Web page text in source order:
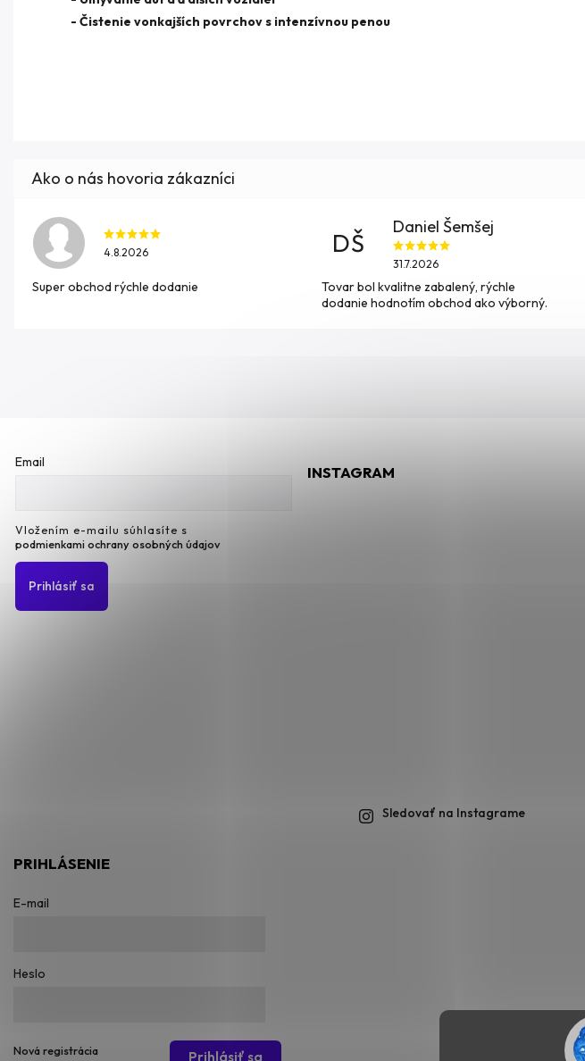
- Čistenie vonkajších povrchov s intenzívnou penou
4.8.2026
Super obchod rýchle dodanie
DŠ
Daniel Šemšej
31.7.2026
Tovar bol kvalitne zabalený, rýchle
dodanie hodnotím obchod ako výborný.
Email
Vložením e-mailu súhlasíte s
podmienkami ochrany osobných údajov
Prihlásiť sa
INSTAGRAM
Sledovať na Instagrame
PRIHLÁSENIE
E-mail
Heslo
Prihlásiť sa
Nová registrácia